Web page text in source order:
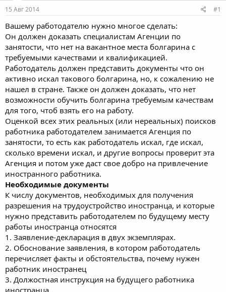
е
м
ы
а
и
я
15 Авг 2014 #1
Вашему работодателю нужно многое сделать:
Он должен доказать специалистам Агенции по
занятости, что нет на вакантное места болгарина с
требуемыми качествами и квалификацией.
Работодатель должен представить документы что он
активно искал такового болгарина, но, к сожалению не
нашел в стране. Также он должен доказать, что нет
возможности обучить болгарина требуемым качествам
для того, чтоб взять его на работу.
Оценкой всех этих реальных (или нереальных) поисков
работника работодателем занимается Агенция по
занятости, то есть как работодатель искал, где искал,
сколько времени искал, и другие вопросы проверит эта
Агенция и потом уже даст свое добро на привлечение
иностранного работника.
Необходимые документы
К числу документов, необходимых для получения
разрешения на трудоустройство иностранца, и которые
нужно представить работодателем по будущему месту
работы иностранца относятся
1. Заявление-декларация в двух экземплярах.
2. Обоснование заявления, в котором работодатель
перечисляет факты и обстоятельства, почему нужен
работник иностранец
3. Должостная инструкция на будущего работника
иностранца